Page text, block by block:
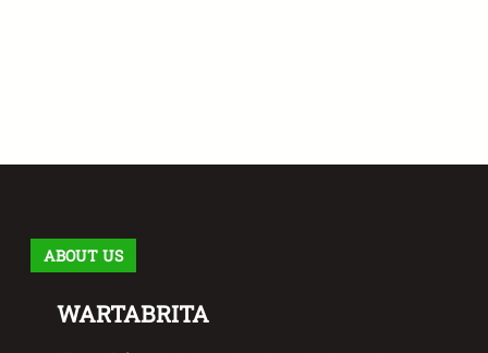
ABOUT US
WARTABRITA